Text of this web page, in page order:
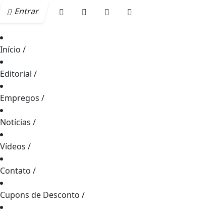
Entrar
Início /
Editorial /
Empregos /
Notícias /
Vídeos /
Contato /
Cupons de Desconto /